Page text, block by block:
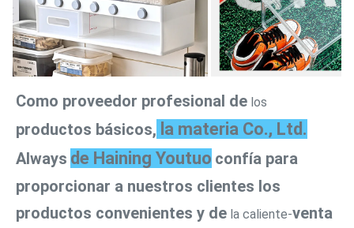
Como proveedor profesional de
productos básicos, la materia Co., Ltd.
Always de Haining Youtuo confía para
proporcionar a nuestros clientes los
productos convenientes y de la caliente-venta